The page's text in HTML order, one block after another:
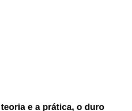
e a prática, o duro